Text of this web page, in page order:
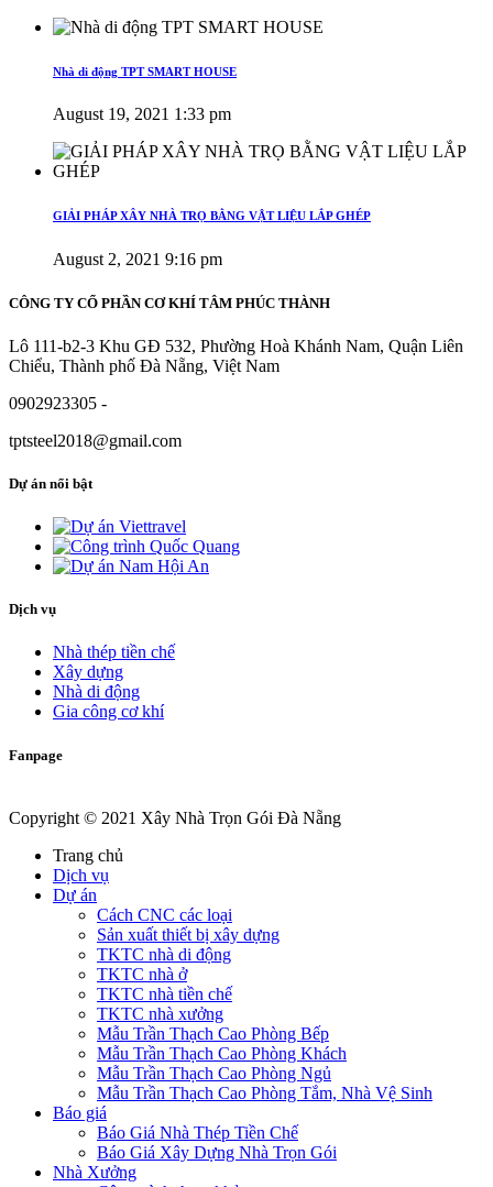
Nhà di động TPT SMART HOUSE
August 19, 2021 1:33 pm
GIẢI PHÁP XÂY NHÀ TRỌ BẰNG VẬT LIỆU LẮP GHÉP
August 2, 2021 9:16 pm
CÔNG TY CỔ PHẦN CƠ KHÍ TÂM PHÚC THÀNH
Lô 111-b2-3 Khu GĐ 532, Phường Hoà Khánh Nam, Quận Liên
Chiểu, Thành phố Đà Nẵng, Việt Nam
0902923305 -
tptsteel2018@gmail.com
Dự án nổi bật
Dịch vụ
Nhà thép tiền chế
Xây dựng
Nhà di động
Gia công cơ khí
Fanpage
Copyright © 2021 Xây Nhà Trọn Gói Đà Nẵng
Trang chủ
Dịch vụ
Dự án
Cách CNC các loại
Sản xuất thiết bị xây dựng
TKTC nhà di động
TKTC nhà ở
TKTC nhà tiền chế
TKTC nhà xưởng
Mẫu Trần Thạch Cao Phòng Bếp
Mẫu Trần Thạch Cao Phòng Khách
Mẫu Trần Thạch Cao Phòng Ngủ
Mẫu Trần Thạch Cao Phòng Tắm, Nhà Vệ Sinh
Báo giá
Báo Giá Nhà Thép Tiền Chế
Báo Giá Xây Dựng Nhà Trọn Gói
Nhà Xưởng